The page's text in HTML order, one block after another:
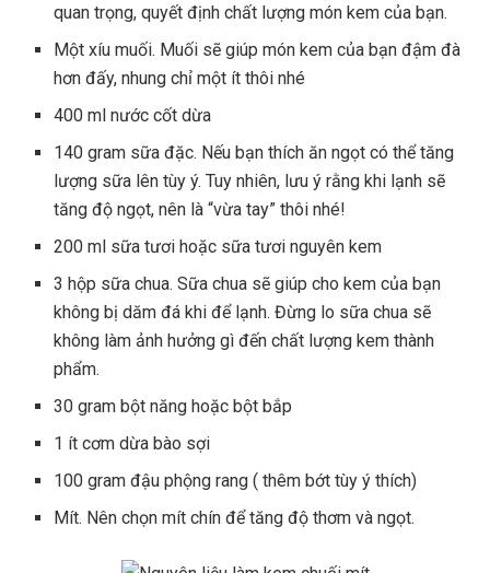
quan trọng, quyết định chất lượng món kem của bạn.
Một xíu muối. Muối sẽ giúp món kem của bạn đậm đà
hơn đấy, nhung chỉ một ít thôi nhé
400 ml nước cốt dừa
140 gram sữa đặc. Nếu bạn thích ăn ngọt có thể tăng
lượng sữa lên tùy ý. Tuy nhiên, lưu ý rằng khi lạnh sẽ
tăng độ ngọt, nên là “vừa tay” thôi nhé!
200 ml sữa tươi hoặc sữa tươi nguyên kem
3 hộp sữa chua. Sữa chua sẽ giúp cho kem của bạn
không bị dăm đá khi để lạnh. Đừng lo sữa chua sẽ
không làm ảnh hưởng gì đến chất lượng kem thành
phẩm.
30 gram bột năng hoặc bột bắp
1 ít cơm dừa bào sợi
100 gram đậu phộng rang ( thêm bớt tùy ý thích)
Mít. Nên chọn mít chín để tăng độ thơm và ngọt.